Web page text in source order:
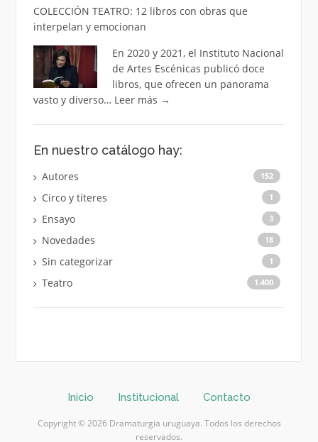
COLECCIÓN TEATRO: 12 libros con obras que
interpelan y emocionan
En 2020 y 2021, el Instituto Nacional
de Artes Escénicas publicó doce
libros, que ofrecen un panorama
vasto y diverso… Leer más →
En nuestro catálogo hay:
Autores 152
Circo y títeres 1
Ensayo 3
Novedades 18
Sin categorizar 1
Teatro 1.400
Inicio Institucional Contacto
Copyright © 2026 Dramaturgia uruguaya. Todos los derechos
reservados.